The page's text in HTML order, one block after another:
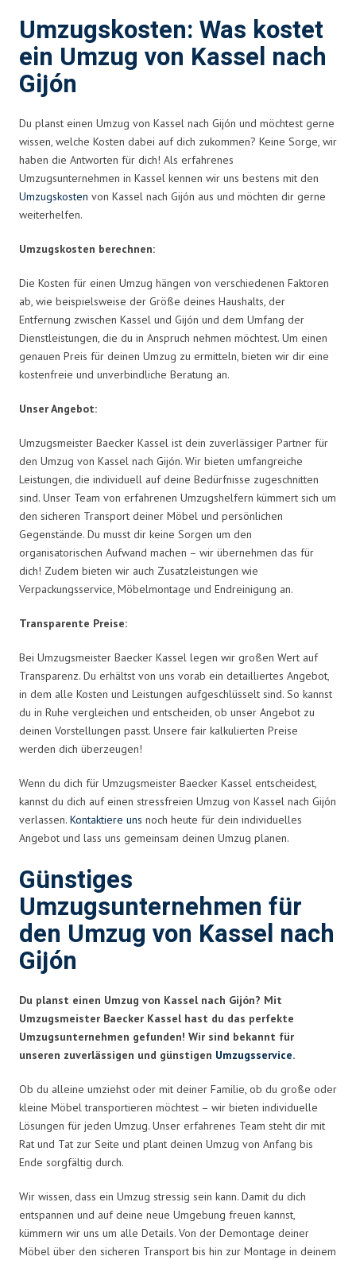
Umzugskosten: Was kostet
ein Umzug von Kassel nach
Gijón
Du planst einen Umzug von Kassel nach Gijón und möchtest gerne
wissen, welche Kosten dabei auf dich zukommen? Keine Sorge, wir
haben die Antworten für dich! Als erfahrenes
Umzugsunternehmen in Kassel kennen wir uns bestens mit den
Umzugskosten von Kassel nach Gijón aus und möchten dir gerne
weiterhelfen.
Umzugskosten berechnen:
Die Kosten für einen Umzug hängen von verschiedenen Faktoren
ab, wie beispielsweise der Größe deines Haushalts, der
Entfernung zwischen Kassel und Gijón und dem Umfang der
Dienstleistungen, die du in Anspruch nehmen möchtest. Um einen
genauen Preis für deinen Umzug zu ermitteln, bieten wir dir eine
kostenfreie und unverbindliche Beratung an.
Unser Angebot:
Umzugsmeister Baecker Kassel ist dein zuverlässiger Partner für
den Umzug von Kassel nach Gijón. Wir bieten umfangreiche
Leistungen, die individuell auf deine Bedürfnisse zugeschnitten
sind. Unser Team von erfahrenen Umzugshelfern kümmert sich um
den sicheren Transport deiner Möbel und persönlichen
Gegenstände. Du musst dir keine Sorgen um den
organisatorischen Aufwand machen – wir übernehmen das für
dich! Zudem bieten wir auch Zusatzleistungen wie
Verpackungsservice, Möbelmontage und Endreinigung an.
Transparente Preise:
Bei Umzugsmeister Baecker Kassel legen wir großen Wert auf
Transparenz. Du erhältst von uns vorab ein detailliertes Angebot,
in dem alle Kosten und Leistungen aufgeschlüsselt sind. So kannst
du in Ruhe vergleichen und entscheiden, ob unser Angebot zu
deinen Vorstellungen passt. Unsere fair kalkulierten Preise
werden dich überzeugen!
Wenn du dich für Umzugsmeister Baecker Kassel entscheidest,
kannst du dich auf einen stressfreien Umzug von Kassel nach Gijón
verlassen. Kontaktiere uns noch heute für dein individuelles
Angebot und lass uns gemeinsam deinen Umzug planen.
Günstiges
Umzugsunternehmen für
den Umzug von Kassel nach
Gijón
Du planst einen Umzug von Kassel nach Gijón? Mit
Umzugsmeister Baecker Kassel hast du das perfekte
Umzugsunternehmen gefunden! Wir sind bekannt für
unseren zuverlässigen und günstigen Umzugsservice.
Ob du alleine umziehst oder mit deiner Familie, ob du große oder
kleine Möbel transportieren möchtest – wir bieten individuelle
Lösungen für jeden Umzug. Unser erfahrenes Team steht dir mit
Rat und Tat zur Seite und plant deinen Umzug von Anfang bis
Ende sorgfältig durch.
Wir wissen, dass ein Umzug stressig sein kann. Damit du dich
entspannen und auf deine neue Umgebung freuen kannst,
kümmern wir uns um alle Details. Von der Demontage deiner
Möbel über den sicheren Transport bis hin zur Montage in deinem